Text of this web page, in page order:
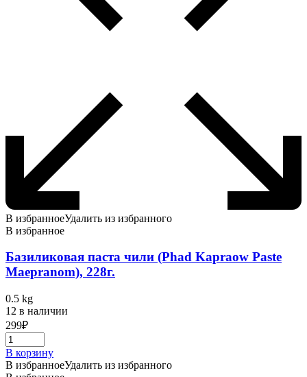
В избранноеУдалить из избранного
В избранное
Базиликовая паста чили (Phad Kapraow Paste
Maepranom), 228г.
0.5 kg
12 в наличии
299₽
В корзину
В избранноеУдалить из избранного